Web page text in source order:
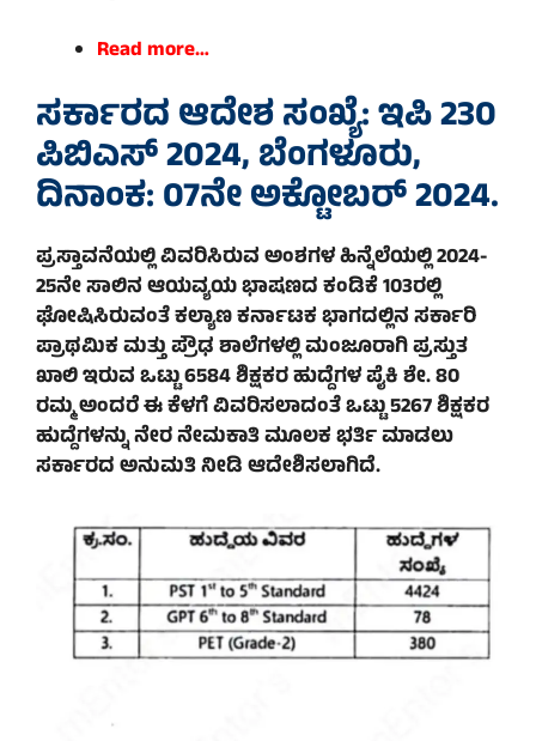
Read more…
ಸರ್ಕಾರದ ಆದೇಶ ಸಂಖ್ಯೆ: ಇಪಿ 230
ಪಿಬಿಎಸ್ 2024, ಬೆಂಗಳೂರು,
ದಿನಾಂಕ: 07ನೇ ಅಕ್ಟೋಬರ್ 2024.
ಪ್ರಸ್ತಾವನೆಯಲ್ಲಿ ವಿವರಿಸಿರುವ ಅಂಶಗಳ ಹಿನ್ನೆಲೆಯಲ್ಲಿ 2024-
25ನೇ ಸಾಲಿನ ಆಯವ್ಯಯ ಭಾಷಣದ ಕಂಡಿಕೆ 103ರಲ್ಲಿ
ಘೋಷಿಸಿರುವಂತೆ ಕಲ್ಯಾಣ ಕರ್ನಾಟಕ ಭಾಗದಲ್ಲಿನ ಸರ್ಕಾರಿ
ಪ್ರಾಥಮಿಕ ಮತ್ತು ಪ್ರೌಢ ಶಾಲೆಗಳಲ್ಲಿ ಮಂಜೂರಾಗಿ ಪ್ರಸ್ತುತ
ಖಾಲಿ ಇರುವ ಒಟ್ಟು 6584 ಶಿಕ್ಷಕರ ಹುದ್ದೆಗಳ ಪೈಕಿ ಶೇ. 80
ರಮ್ಮ ಅಂದರೆ ಈ ಕೆಳಗೆ ವಿವರಿಸಲಾದಂತೆ ಒಟ್ಟು 5267 ಶಿಕ್ಷಕರ
ಹುದ್ದೆಗಳನ್ನು ನೇರ ನೇಮಕಾತಿ ಮೂಲಕ ಭರ್ತಿ ಮಾಡಲು
ಸರ್ಕಾರದ ಅನುಮತಿ ನೀಡಿ ಆದೇಶಿಸಲಾಗಿದೆ.